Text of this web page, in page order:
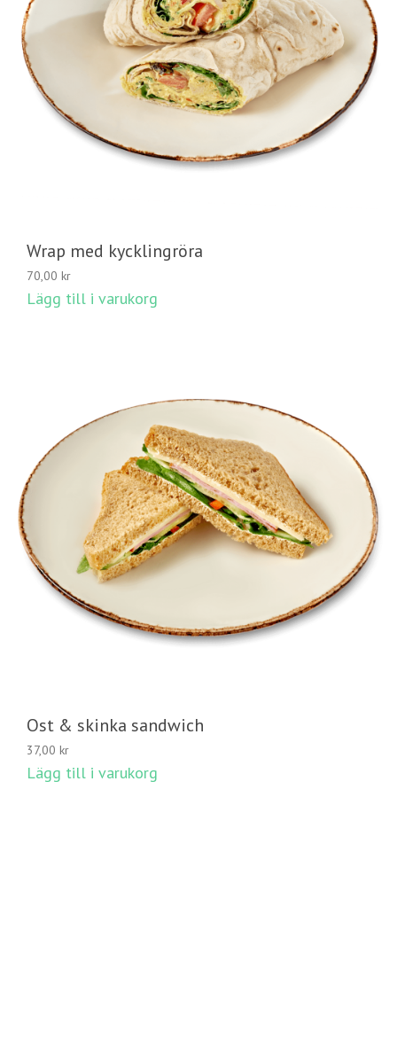
Wrap med kycklingröra
70,00 kr
Lägg till i varukorg
Ost & skinka sandwich
37,00 kr
Lägg till i varukorg